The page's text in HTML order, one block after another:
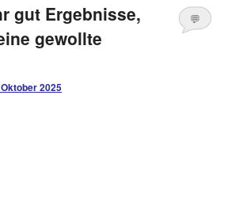
gut Ergebnisse,
gewollte
2025
💬